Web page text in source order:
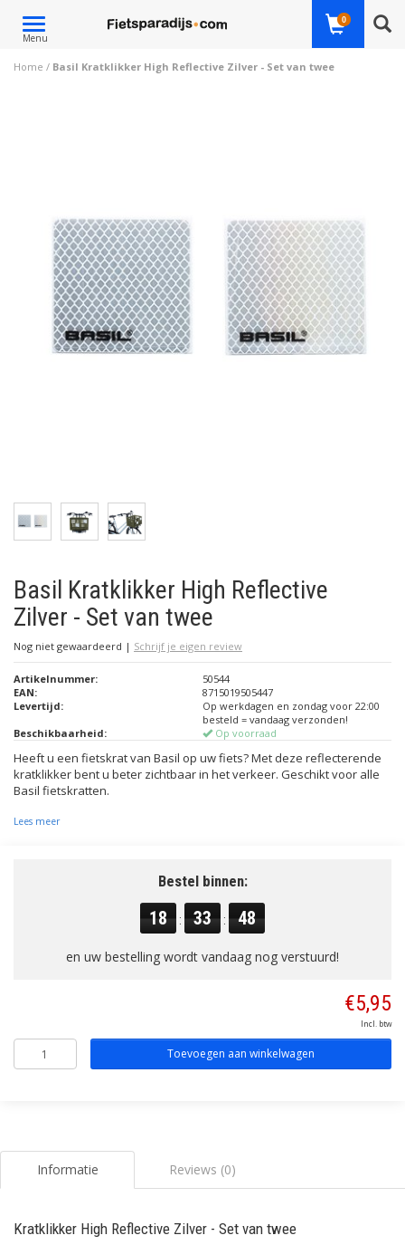
Toggle
navigation
Menu
0
Home / Basil Kratklikker High Reflective Zilver - Set van twee
Basil Kratklikker High Reflective
Zilver - Set van twee
Nog niet gewaardeerd | Schrijf je eigen review
Artikelnummer:
50544
EAN:
8715019505447
Levertijd:
Op werkdagen en zondag voor 22:00
besteld = vandaag verzonden!
Beschikbaarheid:
Op voorraad
Heeft u een fietskrat van Basil op uw fiets? Met deze reflecterende
kratklikker bent u beter zichtbaar in het verkeer. Geschikt voor alle
Basil fietskratten.
Lees meer
Bestel binnen:
18 : 33 : 48
en uw bestelling wordt vandaag nog verstuurd!
€5,95
Incl. btw
Toevoegen aan winkelwagen
Informatie Reviews (0)
Kratklikker High Reflective Zilver - Set van twee